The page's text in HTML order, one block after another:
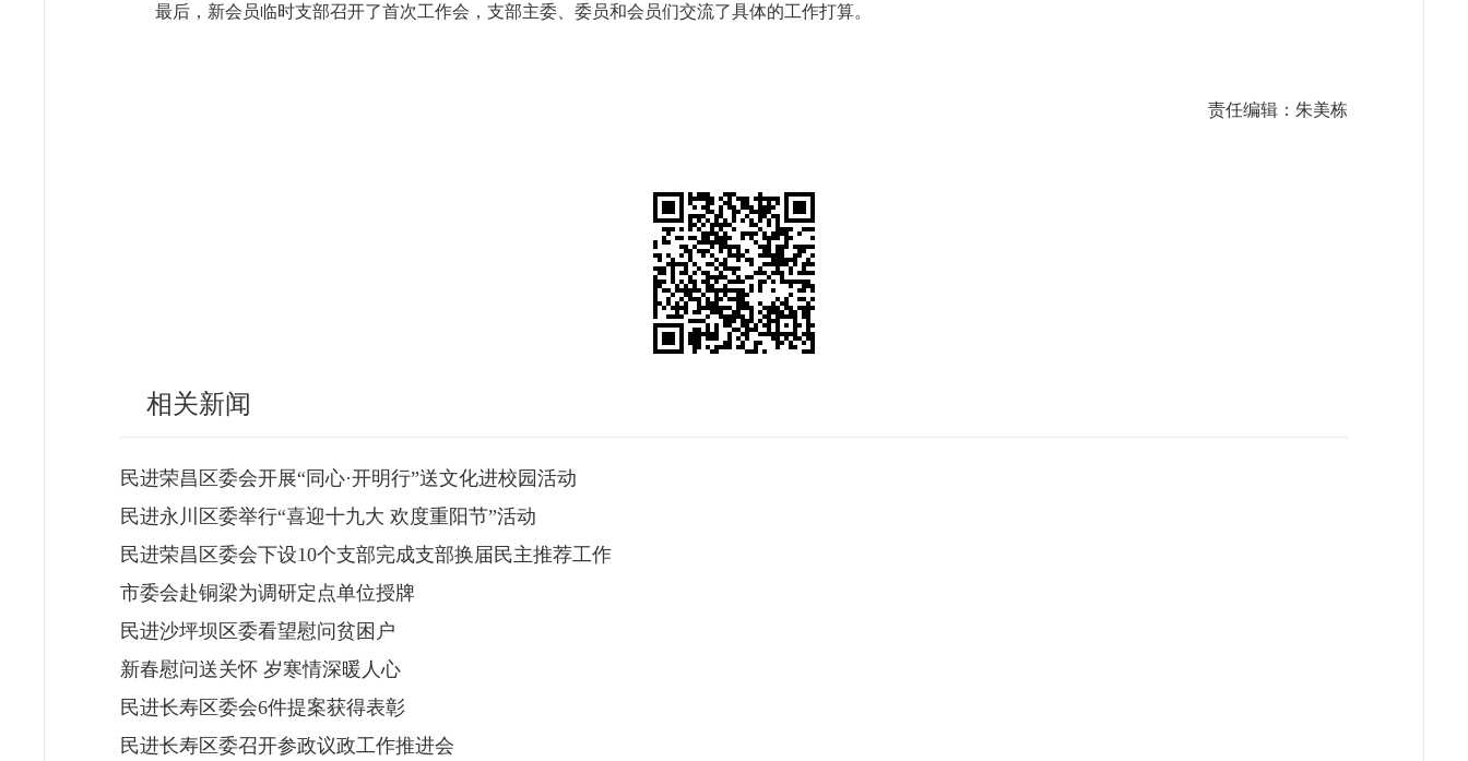
最后，新会员临时支部召开了首次工作会，支部主委、委员和会员们交流了具体的工作打算。
责任编辑：朱美栋
相关新闻
民进荣昌区委会开展“同心·开明行”送文化进校园活动
民进永川区委举行“喜迎十九大 欢度重阳节”活动
民进荣昌区委会下设10个支部完成支部换届民主推荐工作
市委会赴铜梁为调研定点单位授牌
民进沙坪坝区委看望慰问贫困户
新春慰问送关怀 岁寒情深暖人心
民进长寿区委会6件提案获得表彰
民进长寿区委召开参政议政工作推进会